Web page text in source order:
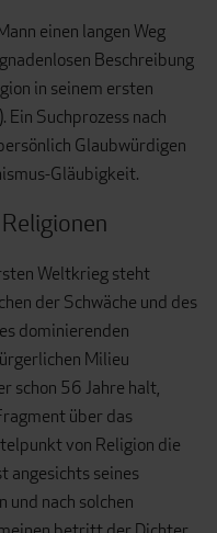
einen langen Weg
Beschreibung
in seinem ersten
Suchprozess nach
Glaubwürdigen
Gläubigkeit.
Weltkrieg steht
der Schwäche und des
dominierenden
Milieu
schon 56 Jahre halt,
über das
von Religion die
angesichts seines
und nach solchen